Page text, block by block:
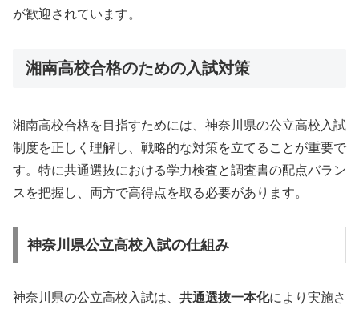
が歓迎されています。
湘南高校合格のための入試対策
湘南高校合格を目指すためには、神奈川県の公立高校入試
制度を正しく理解し、戦略的な対策を立てることが重要で
す。特に共通選抜における学力検査と調査書の配点バラン
スを把握し、両方で高得点を取る必要があります。
神奈川県公立高校入試の仕組み
神奈川県の公立高校入試は、 共通選抜一本化により実施さ